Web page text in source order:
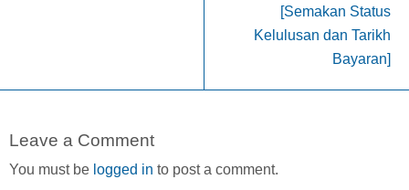
[Semakan Status
Kelulusan dan Tarikh
Bayaran]
Leave a Comment
You must be logged in to post a comment.